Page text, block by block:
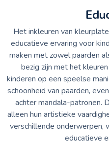
Het inkleuren van
educatieve ervaring voor
maken met zowel paarden
bezig zijn met het
kinderen op een speelse
schoonheid van paarden,
achter mandala-patronen.
alleen hun artistieke
verschillende onderwerpen,
educatieve